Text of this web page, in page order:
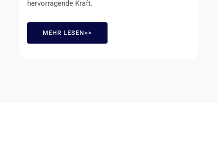
hervorragende Kraft.
MEHR LESEN>>